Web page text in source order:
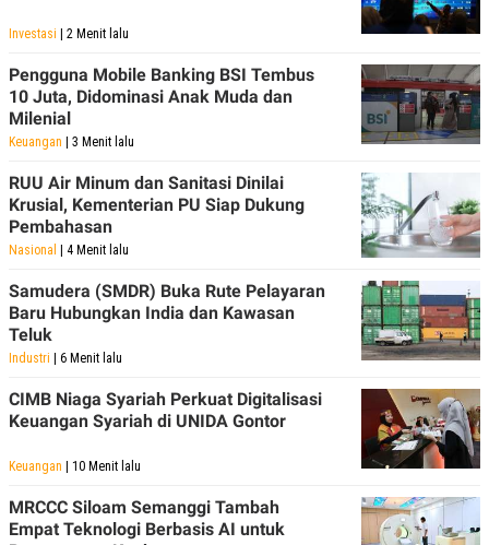
Investasi | 2 Menit lalu
Pengguna Mobile Banking BSI Tembus
10 Juta, Didominasi Anak Muda dan
Milenial
Keuangan | 3 Menit lalu
RUU Air Minum dan Sanitasi Dinilai
Krusial, Kementerian PU Siap Dukung
Pembahasan
Nasional | 4 Menit lalu
Samudera (SMDR) Buka Rute Pelayaran
Baru Hubungkan India dan Kawasan
Teluk
Industri | 6 Menit lalu
CIMB Niaga Syariah Perkuat Digitalisasi
Keuangan Syariah di UNIDA Gontor
Keuangan | 10 Menit lalu
MRCCC Siloam Semanggi Tambah
Empat Teknologi Berbasis AI untuk